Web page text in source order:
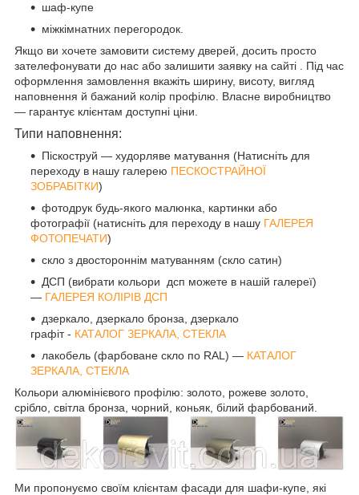
шаф-купе
міжкімнатних перегородок.
Якщо ви хочете замовити систему дверей, досить просто
зателефонувати до нас або залишити заявку на сайті . Під час
оформлення замовлення вкажіть ширину, висоту, вигляд
наповнення й бажаний колір профілю. Власне виробництво
— гарантує клієнтам доступні ціни.
Типи наповнення:
Піскоструй — худорляве матування (Натисніть для
переходу в нашу галерею ПЕСКОСТРАЙНОЇ
ЗОБРАБІТКИ)
фотодрук будь-якого малюнка, картинки або
фотографії (натисніть для переходу в нашу ГАЛЕРЕЯ
ФОТОПЕЧАТИ)
скло з двостороннім матуванням (скло сатин)
ДСП (вибрати кольори дсп можете в нашій галереї)
— ГАЛЕРЕЯ КОЛІРІВ ДСП
дзеркало, дзеркало бронза, дзеркало
графіт - КАТАЛОГ ЗЕРКАЛА, СТЕКЛА
лакобель (фарбоване скло по RAL) — КАТАЛОГ
ЗЕРКАЛА, СТЕКЛА
Кольори алюмінієвого профілю: золото, рожеве золото,
срібло, світла бронза, чорний, коньяк, білий фарбований.
Ми пропонуємо своїм клієнтам фасади для шафи-купе, які